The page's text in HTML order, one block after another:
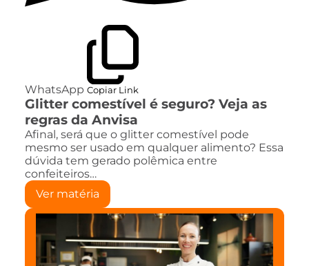
WhatsApp Copiar Link
Glitter comestível é seguro? Veja as
regras da Anvisa
Afinal, será que o glitter comestível pode
mesmo ser usado em qualquer alimento? Essa
dúvida tem gerado polêmica entre
confeiteiros…
Ver matéria